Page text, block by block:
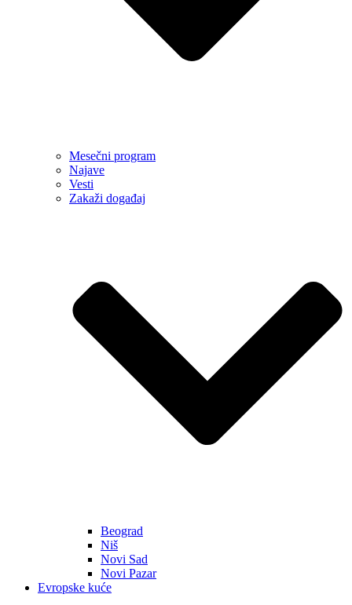
Mesečni program
Najave
Vesti
Zakaži događaj
Beograd
Niš
Novi Sad
Novi Pazar
Evropske kuće